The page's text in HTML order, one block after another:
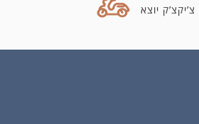
צ’יקצ’ק יוצא